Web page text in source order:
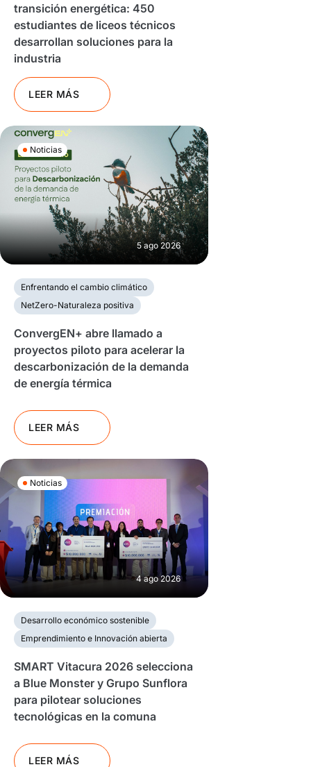
transición energética: 450
estudiantes de liceos técnicos
desarrollan soluciones para la
industria
LEER MÁS
Noticias
5 ago 2026
Enfrentando el cambio climático
NetZero-Naturaleza positiva
ConvergEN+ abre llamado a
proyectos piloto para acelerar la
descarbonización de la demanda
de energía térmica
LEER MÁS
Noticias
4 ago 2026
Desarrollo económico sostenible
Emprendimiento e Innovación abierta
SMART Vitacura 2026 selecciona
a Blue Monster y Grupo Sunflora
para pilotear soluciones
tecnológicas en la comuna
LEER MÁS